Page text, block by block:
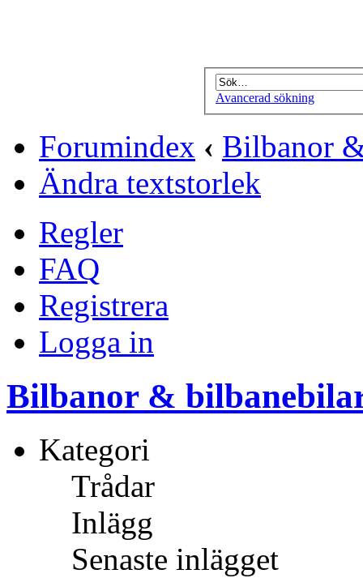
Avancerad sökning
Forumindex ‹ Bilbanor
Ändra textstorlek
Regler
FAQ
Registrera
Logga in
Bilbanor &
Kategori
Trådar
Inlägg
Senaste inlägget